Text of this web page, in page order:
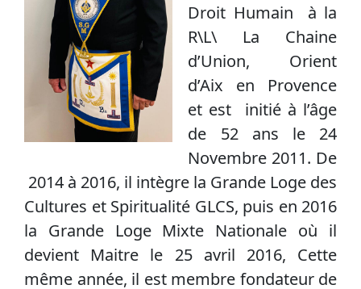
Droit Humain à la
R\L\ La Chaine
d’Union, Orient
d’Aix en Provence
et est initié à l’âge
de 52 ans le 24
Novembre 2011. De
2014 à 2016, il intègre la Grande Loge des
Cultures et Spiritualité GLCS, puis en 2016
la Grande Loge Mixte Nationale où il
devient Maitre le 25 avril 2016, Cette
même année, il est membre fondateur de